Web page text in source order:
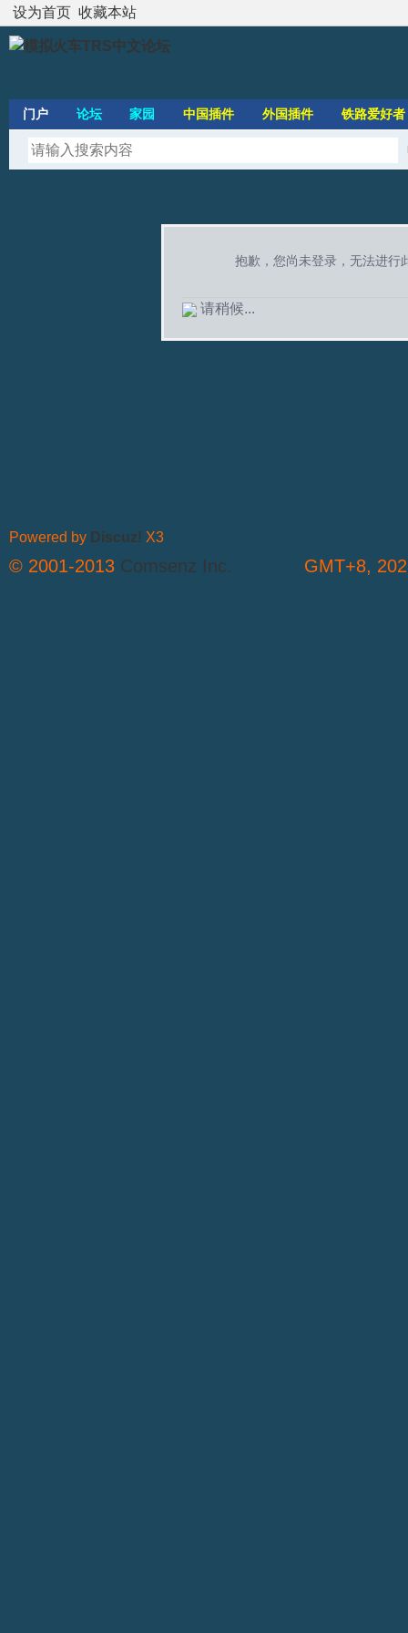
设为首页 收藏本站
门户 论坛 家园 中国插件 外国插件 铁路爱好者
抱歉，您尚未登录，无法进行
请稍候...
GMT+8,
Powered by Discuz! X3
© 2001-2013 Comsenz Inc.